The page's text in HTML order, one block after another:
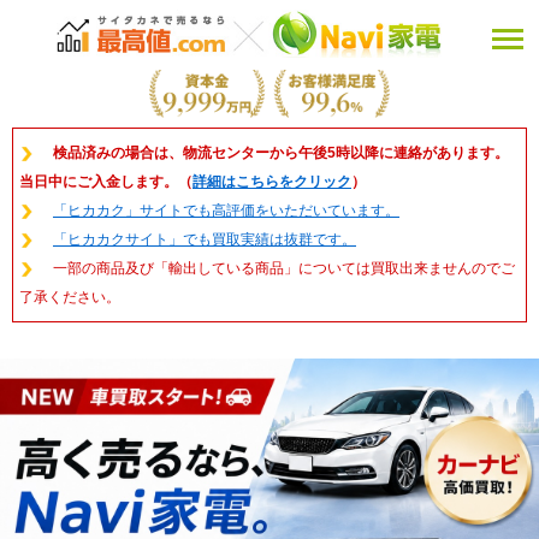
検品済みの場合は、物流センターから午後5時以降に連絡があります。
当日中にご入金します。（詳細はこちらをクリック ）
「ヒカカク」サイトでも高評価をいただいています。
「ヒカカクサイト」でも買取実績は抜群です。
一部の商品及び「輸出している商品」については買取出来ませんのでご
了承ください。